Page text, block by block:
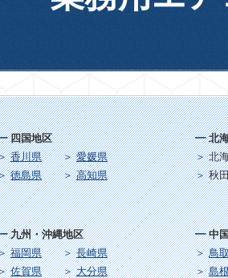
九州・沖縄地区
福岡県
長崎県
佐賀県
大分県
北
北
秋
中
鳥
島
四国地区
香川県
愛媛県
徳島県
高知県